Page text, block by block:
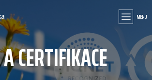
MENU
CERTIFIKACE